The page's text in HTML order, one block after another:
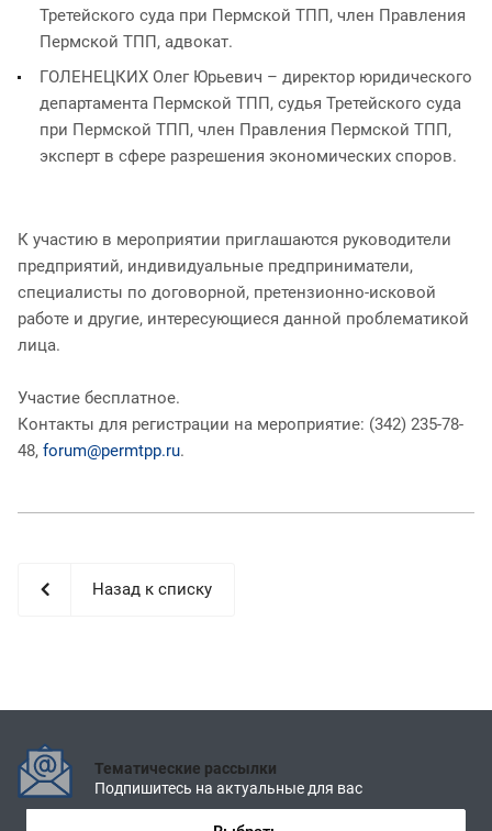
Третейского суда при Пермской ТПП, член Правления
Пермской ТПП, адвокат.
ГОЛЕНЕЦКИХ Олег Юрьевич – директор юридического
департамента Пермской ТПП, судья Третейского суда
при Пермской ТПП, член Правления Пермской ТПП,
эксперт в сфере разрешения экономических споров.
К участию в мероприятии приглашаются руководители
предприятий, индивидуальные предприниматели,
специалисты по договорной, претензионно-исковой
работе и другие, интересующиеся данной проблематикой
лица.
Участие бесплатное.
Контакты для регистрации на мероприятие: (342) 235-78-
48, forum@permtpp.ru.
Назад к списку
Тематические рассылки
Подпишитесь на актуальные для вас